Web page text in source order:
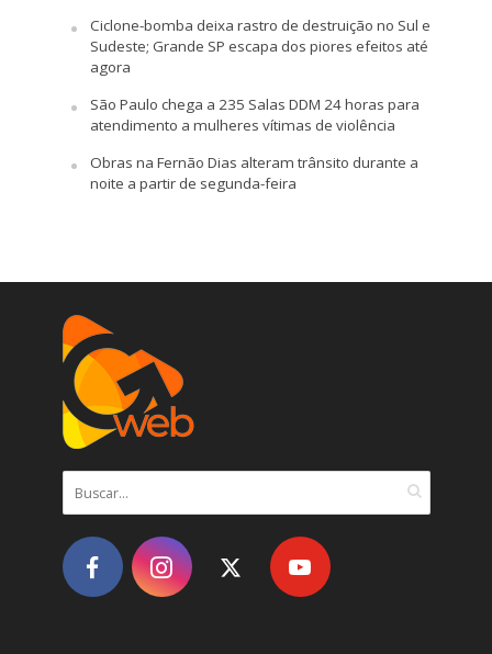
Ciclone-bomba deixa rastro de destruição no Sul e
Sudeste; Grande SP escapa dos piores efeitos até
agora
São Paulo chega a 235 Salas DDM 24 horas para
atendimento a mulheres vítimas de violência
Obras na Fernão Dias alteram trânsito durante a
noite a partir de segunda-feira